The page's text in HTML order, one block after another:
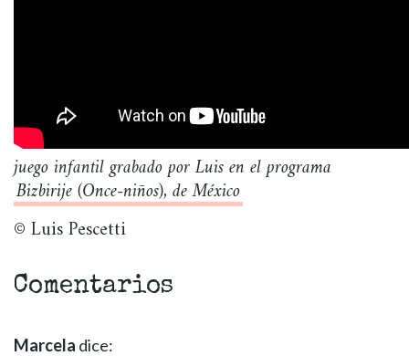
juego infantil grabado por Luis en el programa
Bizbirije (Once-niños), de México
© Luis Pescetti
Comentarios
Marcela dice: